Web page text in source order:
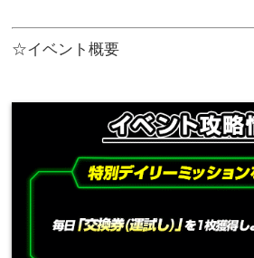
☆イベント概要